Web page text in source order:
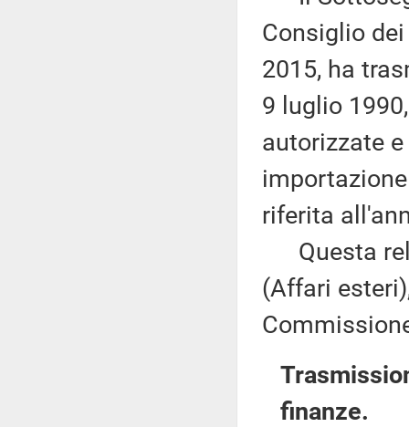
Consiglio
2015, ha
9 luglio
autorizzate
riferita
Questa
(Affari
finanze.